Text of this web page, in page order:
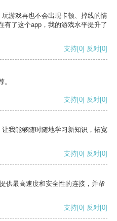
游戏再也不会出现卡顿、掉线的情
有了这个app，我的游戏水平提升了
支持[0] 反对[0]
支持[0] 反对[0]
我能够随时随地学习新知识，拓宽
支持[0] 反对[0]
供最高速度和安全性的连接，并帮
支持[0] 反对[0]